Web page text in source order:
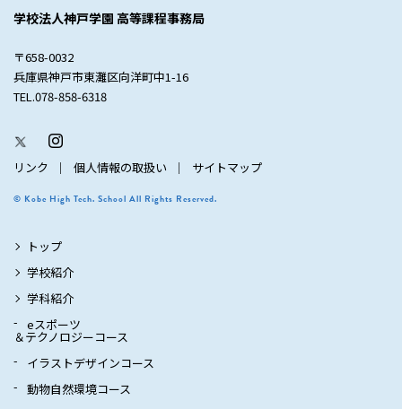
学校法人神戸学園 高等課程事務局
〒658-0032
兵庫県神戸市東灘区向洋町中1-16
TEL.078-858-6318
リンク 個人情報の取扱い サイトマップ
© Kobe High Tech. School All Rights Reserved.
トップ
学校紹介
学科紹介
eスポーツ
＆テクノロジーコース
イラストデザインコース
動物自然環境コース